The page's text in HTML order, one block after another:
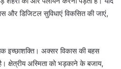
और डिजिटल सुविधाएं विकसित की जाएं,
इच्छाशक्ति। अक्सर विकास की बहस
क्षेत्रीय अस्मिता को भड़काने के बजाय,